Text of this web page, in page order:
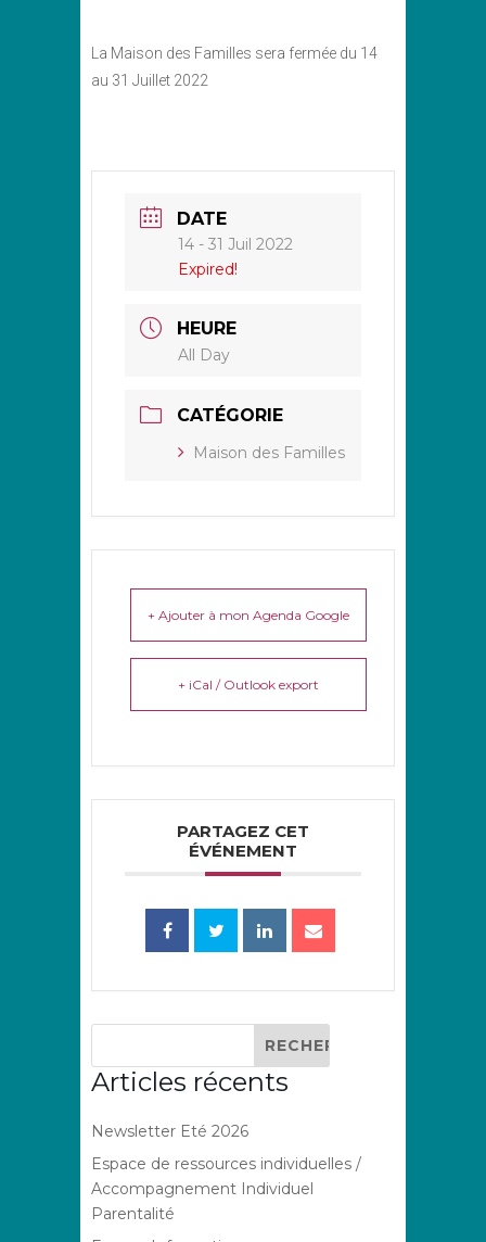
La Maison des Familles sera fermée du 14
au 31 Juillet 2022
DATE
14 - 31 Juil 2022
Expired!
HEURE
All Day
CATÉGORIE
Maison des Familles
+ Ajouter à mon Agenda Google
+ iCal / Outlook export
PARTAGEZ CET
ÉVÉNEMENT
Articles récents
Newsletter Eté 2026
Espace de ressources individuelles /
Accompagnement Individuel
Parentalité